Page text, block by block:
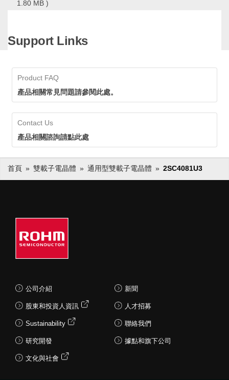
1.80 MB )
經超過600億個，擁有領先業
生命週期長的應用中也可以放
心採用。
ROHM的小訊號Discrete元件長銷
個，擁有領先業界的供貨實績。
ROHM透過確保穩定的生產和供
應，即使在生命週期長的應用中也
可以放心採用。
Support Links
Product FAQ
產品相關常見問題請參閱此處。
Contact Us
產品相關諮詢請點此處
首頁 雙載子電晶體 通用型雙載子電晶體 2SC4081U3
公司介紹
股東和投資人資訊
Sustainability
研究開發
文化與社會
新聞
人才招募
聯絡我們
據點和旗下公司